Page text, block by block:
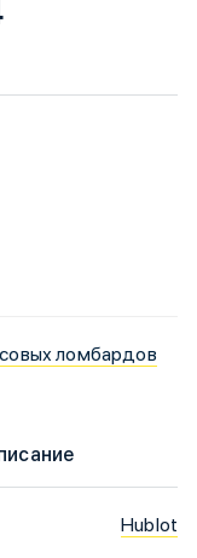
ломбардов
Hublot